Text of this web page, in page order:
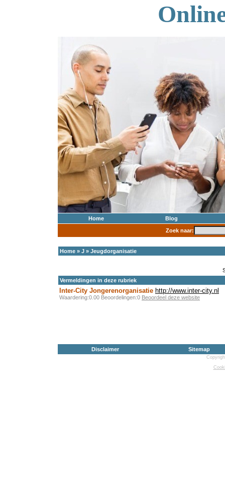
Home
Blog
Zoek naar:
Home » J » Jeugdorganisatie
Vermeldingen in deze rubriek
Inter-City Jongerenorganisatie http://www.inter-city.nl
Waardering:0.00 Beoordelingen:0 Beoordeel deze website
Disclaimer Sitemap